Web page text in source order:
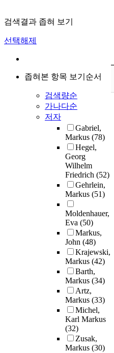
검색결과 좁혀 보기
선택해제
좁혀본 항목 보기순서
검색량순
가나다순
저자
Gabriel,
Markus (78)
Hegel,
Georg
Wilhelm
Friedrich (52)
Gehrlein,
Markus (51)
Moldenhauer,
Eva (50)
Markus,
John (48)
Krajewski,
Markus (42)
Barth,
Markus (34)
Artz,
Markus (33)
Michel,
Karl Markus
(32)
Zusak,
Markus (30)